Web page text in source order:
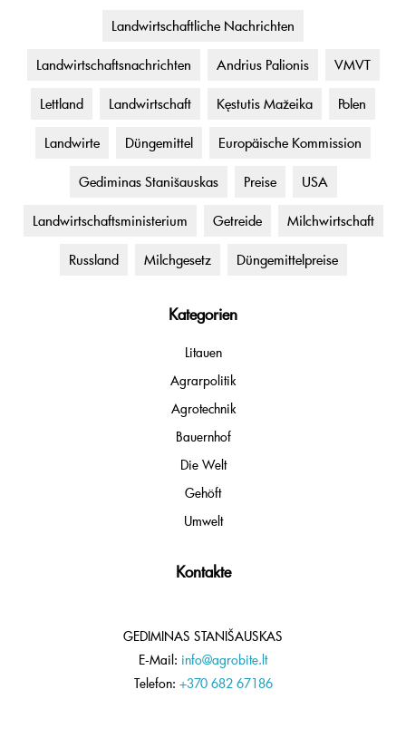
Landwirtschaftliche Nachrichten
Landwirtschaftsnachrichten Andrius Palionis VMVT
Lettland Landwirtschaft Kęstutis Mažeika Polen
Landwirte Düngemittel Europäische Kommission
Gediminas Stanišauskas Preise USA
Landwirtschaftsministerium Getreide Milchwirtschaft
Russland Milchgesetz Düngemittelpreise
Kategorien
Litauen
Agrarpolitik
Agrotechnik
Bauernhof
Die Welt
Gehöft
Umwelt
Kontakte
GEDIMINAS STANIŠAUSKAS
E-Mail: info@agrobite.lt
Telefon: +370 682 67186